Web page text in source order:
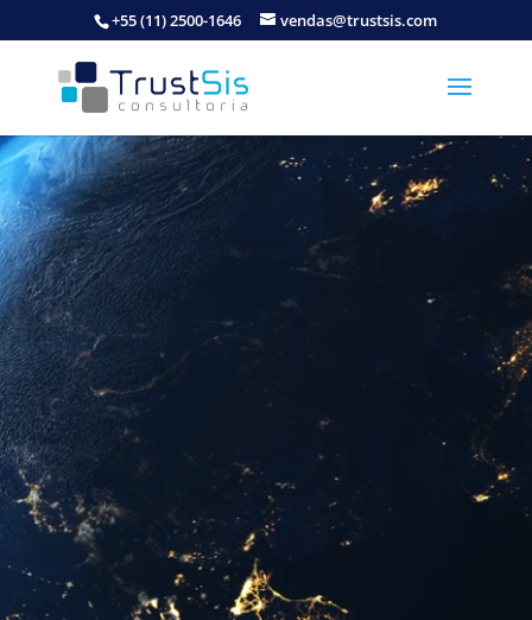
+55 (11) 2500-1646 vendas@trustsis.com
Reproductor
de
vídeo